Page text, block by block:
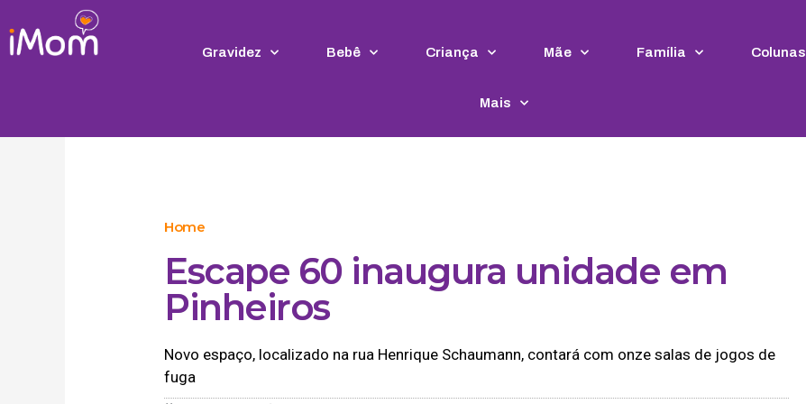
para
Gravidez Bebê Criança Mãe Família Colunas
Mais
Home
Escape 60 inaugura unidade em
Pinheiros
Novo espaço, localizado na rua Henrique Schaumann, contará com onze salas de jogos de
fuga